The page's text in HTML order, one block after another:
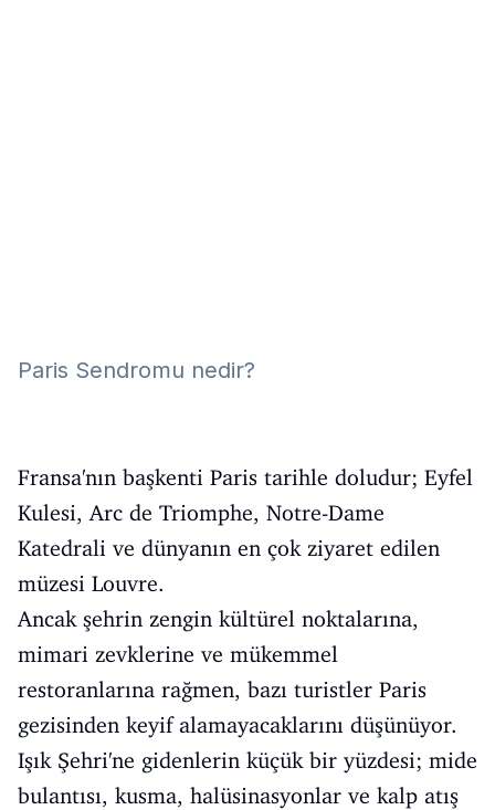
Paris Sendromu nedir?
Fransa'nın başkenti Paris tarihle doludur; Eyfel
Kulesi, Arc de Triomphe, Notre-Dame
Katedrali ve dünyanın en çok ziyaret edilen
müzesi Louvre.
Ancak şehrin zengin kültürel noktalarına,
mimari zevklerine ve mükemmel
restoranlarına rağmen, bazı turistler Paris
gezisinden keyif alamayacaklarını düşünüyor.
Işık Şehri'ne gidenlerin küçük bir yüzdesi; mide
bulantısı, kusma, halüsinasyonlar ve kalp atış